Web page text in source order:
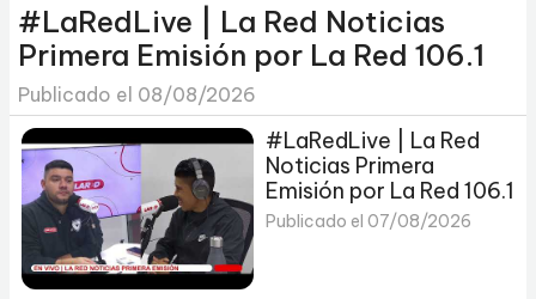
#LaRedLive | La Red Noticias
Primera Emisión por La Red 106.1
Publicado el 08/08/2026
#LaRedLive | La Red
Noticias Primera
Emisión por La Red 106.1
Publicado el 07/08/2026